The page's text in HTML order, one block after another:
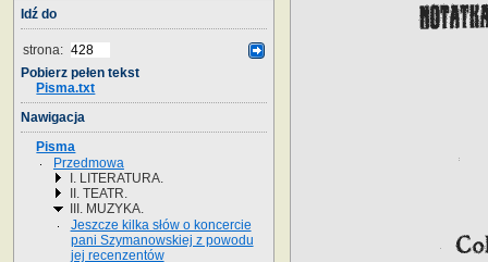
Idź do
strona:
Pobierz pełen tekst
Pisma.txt
Nawigacja
Pisma
Przedmowa
I. LITERATURA.
II. TEATR.
III. MUZYKA.
Jeszcze kilka słów o koncercie
pani Szymanowskiej z powodu
jej recenzentów